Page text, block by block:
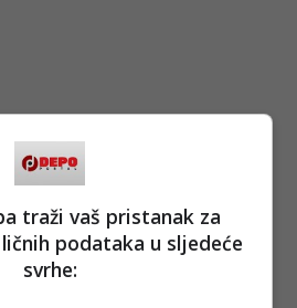
traži vaš pristanak za
podataka u sljedeće
svrhe: